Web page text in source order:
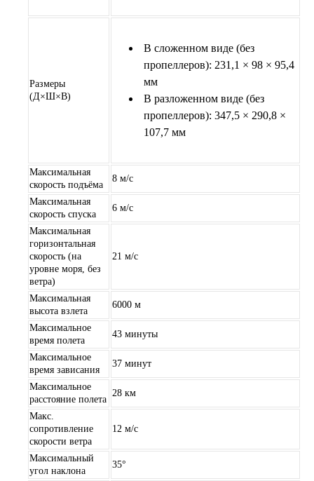
Размеры
(Д×Ш×В)
В сложенном виде (без
пропеллеров): 231,1 × 98 × 95,4
мм
В разложенном виде (без
пропеллеров): 347,5 × 290,8 ×
107,7 мм
Максимальная
скорость подъёма
8 м/с
Максимальная
скорость спуска
6 м/с
Максимальная
горизонтальная
скорость (на
уровне моря, без
ветра)
21 м/с
Максимальная
высота взлета
6000 м
Максимальное
время полета
43 минуты
Максимальное
время зависания
37 минут
Максимальное
расстояние полета
28 км
Макс.
сопротивление
скорости ветра
12 м/с
Максимальный
угол наклона
35°